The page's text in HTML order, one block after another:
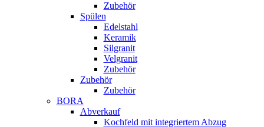
Zubehör
Spülen
Edelstahl
Keramik
Silgranit
Velgranit
Zubehör
Zubehör
Zubehör
BORA
Abverkauf
Kochfeld mit integriertem Abzug